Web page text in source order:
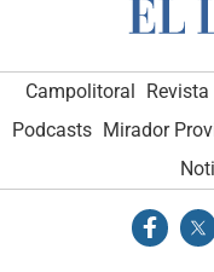
Campolitoral
Podcasts Mirador